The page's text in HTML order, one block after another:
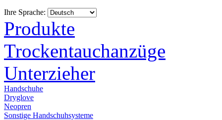
Ihre Sprache:
Produkte
Trockentauchanzüge
Unterzieher
Handschuhe
Dryglove
Neopren
Sonstige Handschuhsysteme